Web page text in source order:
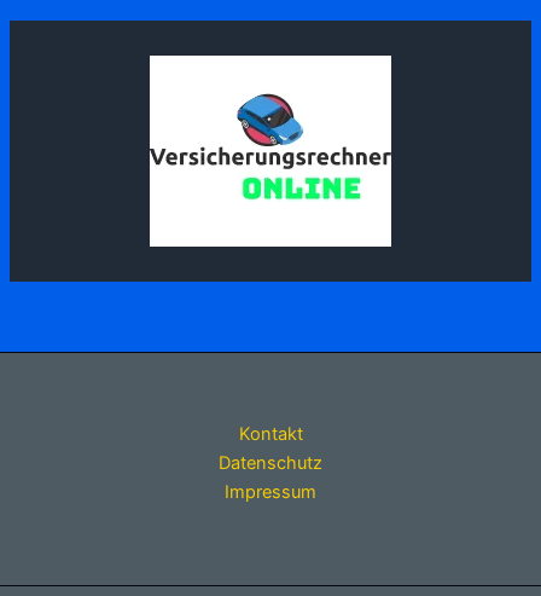
Kontakt
Datenschutz
Impressum